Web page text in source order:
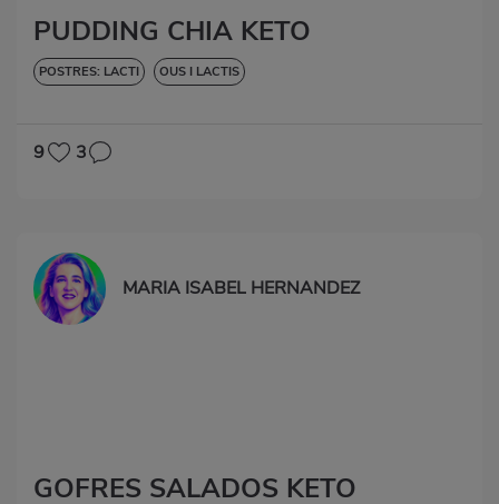
PUDDING CHIA KETO
POSTRES: LACTI OUS I LACTIS
9 3
MARIA ISABEL HERNANDEZ
GOFRES SALADOS KETO